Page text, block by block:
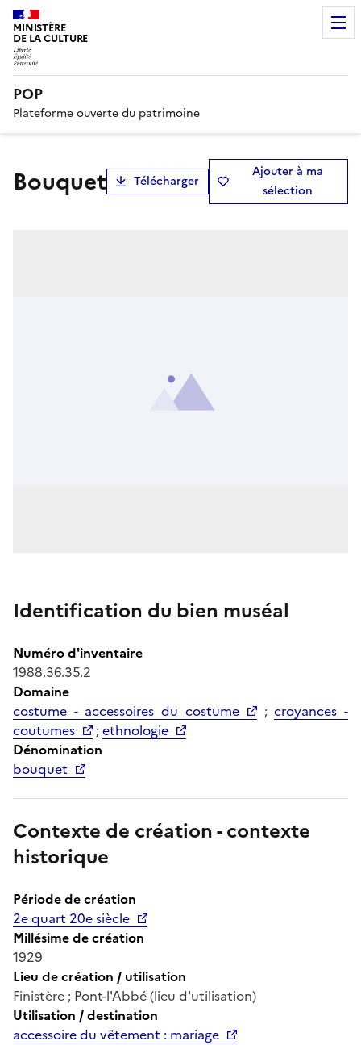
MINISTÈRE
DE LA CULTURE
POP
Plateforme ouverte du patrimoine
bouquet Télécharger
Ajouter à ma
sélection
Identification du bien muséal
Numéro d'inventaire
1988.36.35.2
Domaine
costume - accessoires du costume
;croyances -
coutumes
;ethnologie
Dénomination
bouquet
Contexte de création - contexte
historique
Période de création
2e quart 20e siècle
Millésime de création
1929
Lieu de création / utilisation
Finistère ; Pont-l'Abbé (lieu d'utilisation)
Utilisation / destination
accessoire du vêtement : mariage